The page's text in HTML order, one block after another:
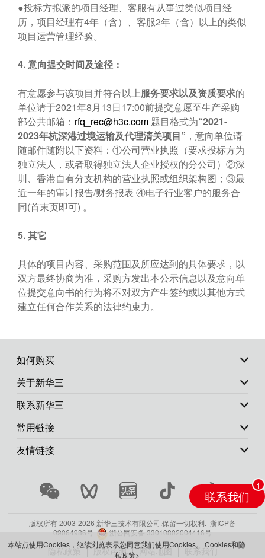
●投标方拟派的项目经理、客服有从事过类似项目经
历，项目经理有4年（含）、客服2年（含）以上的类似
项目运营管理经验。
4.意向提交时间及途径：
有意愿参与该项目并符合以上服务要求以及资质要求的
单位请于2021年8月13日17:00前提交意愿至生产采购
部公共邮箱： rfq_rec@h3c.com 题目格式为“2021-
2023年杭深港过境运输及代理清关项目” ，意向单位请
随邮件随附以下资料：①公司营业执照（要求投标方为
独立法人，或者取得独立法人企业授权的分公司）②深
圳、香港自有分支机构的营业执照或组织架构图；③最
近一年的审计报告/财务报表 ④电子行业客户的服务合
同(首末页即可) 。
5.其它
具体的项目内容、采购范围及所应达到的具体要求，以
双方最终协商为准，采购方发出本公示信息以及意向单
位提交意向书的行为将不对双方产生签约或以其他方式
建立任何合作关系的法律约束力。
如何购买
关于新华三
联系新华三
常用链接
友情链接
版权所有 2003-2026 新华三技术有限公司.保留一切权利. 浙ICP备
09064986号
浙公网安备 33010802004416号
隐私政策 版权声明 网站地图 联系我们
联系我们
本站点使用Cookies，继续浏览表示您同意我们使用Cookies。 Cookies和隐
私政策>